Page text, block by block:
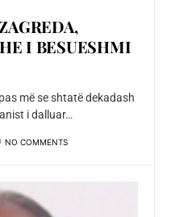
I BESUESHMI
më se shtatë dekadash
i dalluar…
NO COMMENTS